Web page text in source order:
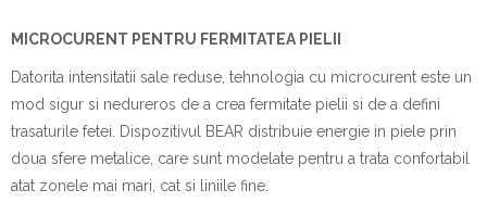
MICROCURENT PENTRU FERMITATEA PIELII
Datorita intensitatii sale reduse, tehnologia cu microcurent este un
mod sigur si nedureros de a crea fermitate pielii si de a defini
trasaturile fetei. Dispozitivul BEAR distribuie energie in piele prin
doua sfere metalice, care sunt modelate pentru a trata confortabil
atat zonele mai mari, cat si liniile fine.